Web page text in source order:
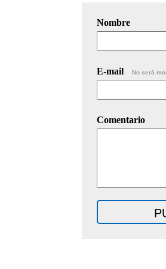
Nombre
E-mail No será
Comentario